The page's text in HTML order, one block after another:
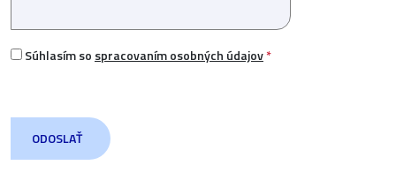
Súhlasím so spracovaním osobných údajov*